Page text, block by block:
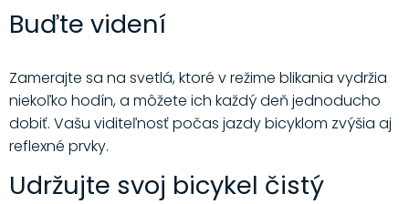
Buďte videní
Zamerajte sa na svetlá, ktoré v režime blikania vydržia
niekoľko hodín, a môžete ich každý deň jednoducho
dobiť. Vašu viditeľnosť počas jazdy bicyklom zvýšia aj
reflexné prvky.
Udržujte svoj bicykel čistý